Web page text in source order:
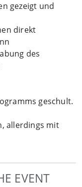
gezeigt und
direkt
des
geschult.
allerdings mit
EVENT